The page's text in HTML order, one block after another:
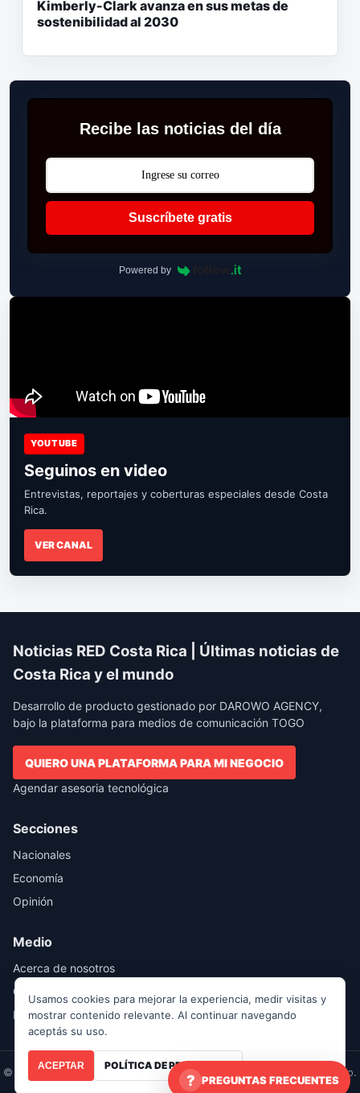
Kimberly-Clark avanza en sus metas de
sostenibilidad al 2030
Recibe las noticias del día
Suscríbete gratis
Powered by
YOUTUBE
Seguinos en video
Entrevistas, reportajes y coberturas especiales desde Costa
Rica.
VER CANAL
Noticias RED Costa Rica | Últimas noticias de
Costa Rica y el mundo
Desarrollo de producto gestionado por DAROWO AGENCY,
bajo la plataforma para medios de comunicación TOGO
QUIERO UNA PLATAFORMA PARA MI NEGOCIO
Agendar asesoria tecnológica
Secciones
Nacionales
Economía
Opinión
Medio
Acerca de nosotros
Contácto
Publicidad
© Noticias RED Costa Rica | Últimas noticias de Costa Rica y el mundo.
Todos los derechos reservados.
Usamos cookies para mejorar la experiencia, medir visitas y
mostrar contenido relevante. Al continuar navegando
aceptás su uso.
ACEPTAR POLÍTICA DE PRIVACIDAD
PREGUNTAS FRECUENTES